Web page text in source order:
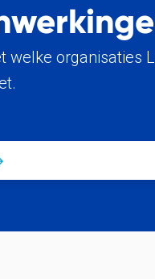
welke organisaties